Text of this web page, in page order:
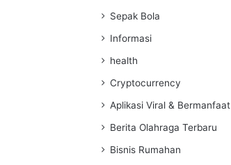
Sepak Bola
Informasi
health
Cryptocurrency
Aplikasi Viral & Bermanfaat
Berita Olahraga Terbaru
Bisnis Rumahan